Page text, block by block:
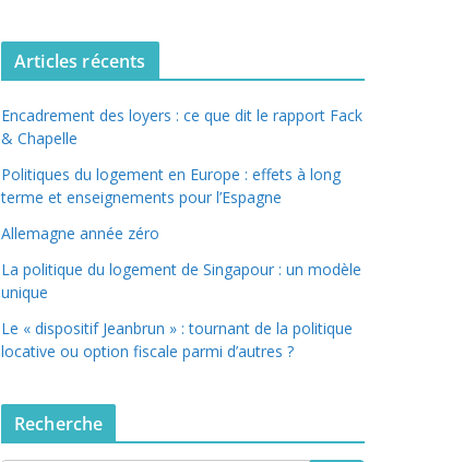
Articles récents
Encadrement des loyers : ce que dit le rapport Fack
& Chapelle
Politiques du logement en Europe : effets à long
terme et enseignements pour l’Espagne
Allemagne année zéro
La politique du logement de Singapour : un modèle
unique
Le « dispositif Jeanbrun » : tournant de la politique
locative ou option fiscale parmi d’autres ?
Recherche